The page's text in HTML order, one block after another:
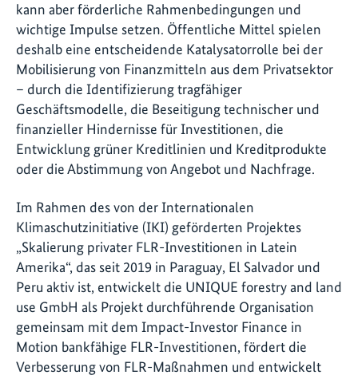
kann aber förderliche Rahmenbedingungen und
wichtige Impulse setzen. Öffentliche Mittel spielen
deshalb eine entscheidende Katalysatorrolle bei der
Mobilisierung von Finanzmitteln aus dem Privatsektor
– durch die Identifizierung tragfähiger
Geschäftsmodelle, die Beseitigung technischer und
finanzieller Hindernisse für Investitionen, die
Entwicklung grüner Kreditlinien und Kreditprodukte
oder die Abstimmung von Angebot und Nachfrage.
Im Rahmen des von der Internationalen
Klimaschutzinitiative (IKI) geförderten Projektes
„Skalierung privater FLR-Investitionen in Latein
Amerika“, das seit 2019 in Paraguay, El Salvador und
Peru aktiv ist, entwickelt die UNIQUE forestry and land
use GmbH als Projekt durchführende Organisation
gemeinsam mit dem Impact-Investor Finance in
Motion bankfähige FLR-Investitionen, fördert die
Verbesserung von FLR-Maßnahmen und entwickelt